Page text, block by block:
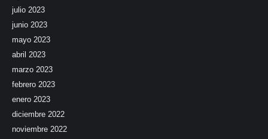
julio 2023
junio 2023
mayo 2023
abril 2023
marzo 2023
febrero 2023
enero 2023
diciembre 2022
noviembre 2022